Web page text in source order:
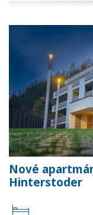
Nové
Hinterstoder